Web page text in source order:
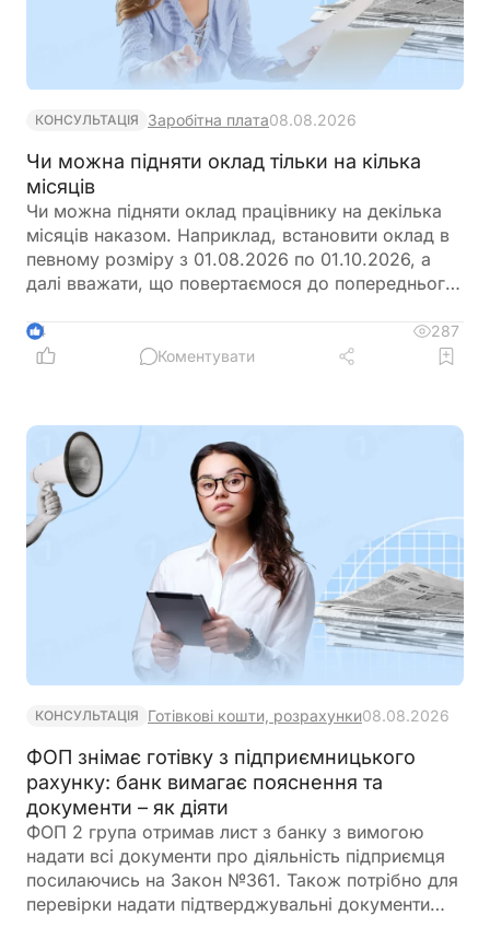
КОНСУЛЬТАЦІЯ Заробітна плата08.08.2026
Чи можна підняти оклад тільки на кілька
місяців
Чи можна підняти оклад працівнику на декілька
місяців наказом. Наприклад, встановити оклад в
певному розміру з 01.08.2026 по 01.10.2026, а
далі вважати, що повертаємося до попереднього
4
287
Коментувати
КОНСУЛЬТАЦІЯ Готівкові кошти, розрахунки08.08.2026
ФОП знімає готівку з підприємницького
рахунку: банк вимагає пояснення та
документи – як діяти
ФОП 2 група отримав лист з банку з вимогою
надати всі документи про діяльність підприємця
посилаючись на Закон №361. Також потрібно для
перевірки надати підтверджувальні документи